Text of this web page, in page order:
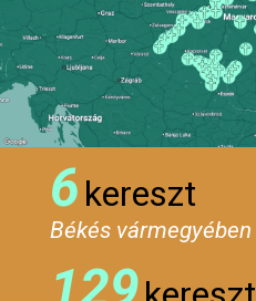
6 kereszt
Békés vármegyében